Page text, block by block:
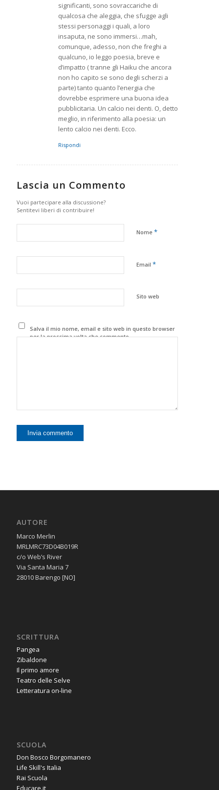
significanti, sono sovraccariche di
qualcosa che aleggia, che sfugge agli
stessi personaggi i quali, a loro
insaputa, ne sono immersi…mah,
comunque, adesso, non che freghi a
qualcuno, io leggo poesia, breve e
d’impatto ( tranne gli Haiku che ancora
non ho capito se sono degli scherzi a
parte) tanto quanto l’energia che
dovrebbe esprimere una buona idea
pubblicitaria. Un calcio nei denti. O, detto
meglio, in riferimento alla poesia: un
lento calcio nei denti. Ecco.
Rispondi
Lascia un Commento
Vuoi partecipare alla discussione?
Sentitevi liberi di contribuire!
Nome *
Email *
Sito web
Salva il mio nome, email e sito web in questo browser
per la prossima volta che commento.
AUTORE
Marco Merlin
MRLMRC73D04B019R
c/o Web’s River
Via Santa Maria 7
28010 Barengo [NO]
SCRITTURA
Pangea
Zibaldone
Il primo amore
Teatro delle Selve
Letteratura on-line
SCUOLA
Don Bosco Borgomanero
Life Skill's Italia
Rai Scuola
Educare.it